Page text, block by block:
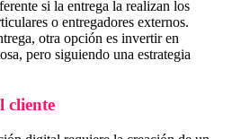
si la entrega la realizan los
o entregadores externos.
otra opción es invertir en
pero siguiendo una estrategia
cliente